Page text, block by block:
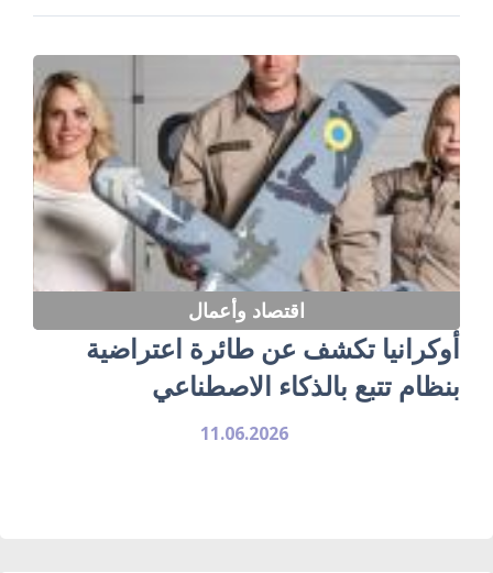
اقتصاد وأعمال
أوكرانيا تكشف عن طائرة اعتراضية
بنظام تتبع بالذكاء الاصطناعي
11.06.2026